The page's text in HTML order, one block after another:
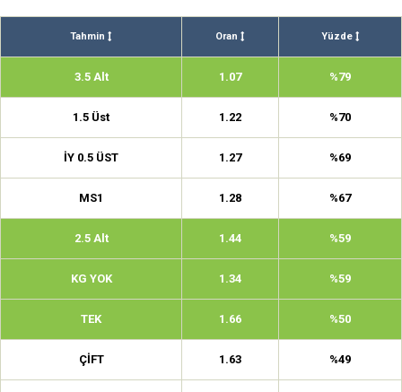
Tahmin Oran Yüzde
3.5 Alt 1.07 %79
1.5 Üst 1.22 %70
İY 0.5 ÜST 1.27 %69
MS1 1.28 %67
2.5 Alt 1.44 %59
KG YOK 1.34 %59
TEK 1.66 %50
ÇİFT 1.63 %49